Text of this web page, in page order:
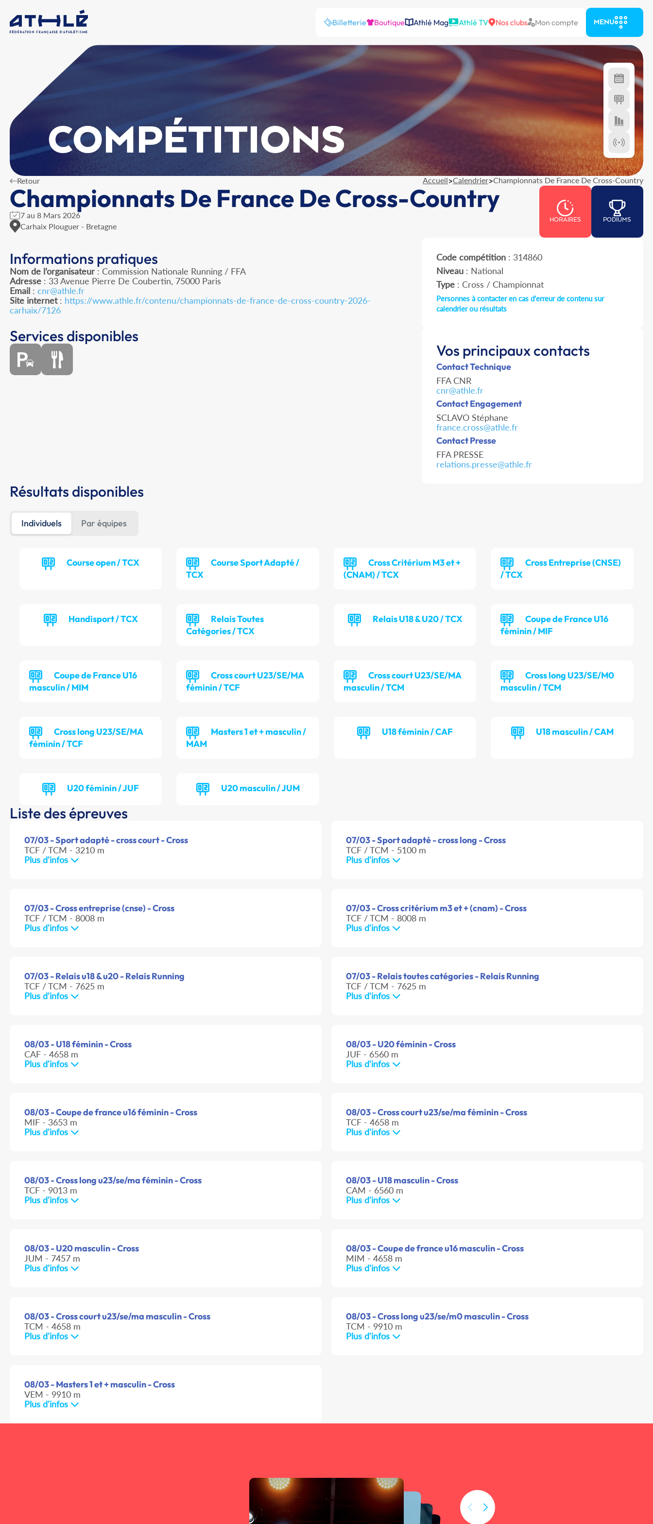
Billetterie Boutique Athlé Mag Athlé TV Nos clubs Mon compte MENU
COMPÉTITIONS
Retour Accueil>Calendrier>Championnats De France De Cross-Country
Championnats De France De Cross-Country
7 au 8 Mars 2026
Carhaix Plouguer - Bretagne
HORAIRES PODIUMS
Informations pratiques
Nom de l’organisateur : Commission Nationale Running / FFA
Adresse : 33 Avenue Pierre De Coubertin, 75000 Paris
Email : cnr@athle.fr
Site internet: https://www.athle.fr/contenu/championnats-de-france-de-cross-country-2026-
carhaix/7126
Code compétition: 314860
Niveau: National
Type: Cross / Championnat
Personnes à contacter en cas d'erreur de contenu sur
calendrier ou résultats
Services disponibles
Vos principaux contacts
Contact Technique
FFA CNR
cnr@athle.fr
Contact Engagement
SCLAVO Stéphane
france.cross@athle.fr
Contact Presse
FFA PRESSE
relations.presse@athle.fr
Résultats disponibles
Individuels Par équipes
Course open / TCX
Course Sport Adapté /
TCX
Cross Critérium M3 et +
(CNAM) / TCX
Cross Entreprise (CNSE)
/ TCX
Handisport / TCX
Relais Toutes
Catégories / TCX
Relais U18 & U20 / TCX
Coupe de France U16
féminin / MIF
Coupe de France U16
masculin / MIM
Cross court U23/SE/MA
féminin / TCF
Cross court U23/SE/MA
masculin / TCM
Cross long U23/SE/M0
masculin / TCM
Cross long U23/SE/MA
féminin / TCF
Masters 1 et + masculin /
MAM
U18 féminin / CAF U18 masculin / CAM
U20 féminin / JUF U20 masculin / JUM
Liste des épreuves
07/03 - Sport adapté - cross court - Cross
TCF / TCM - 3210 m
Plus d'infos
07/03 - Sport adapté - cross long - Cross
TCF / TCM - 5100 m
Plus d'infos
07/03 - Cross entreprise (cnse) - Cross
TCF / TCM - 8008 m
Plus d'infos
07/03 - Cross critérium m3 et + (cnam) - Cross
TCF / TCM - 8008 m
Plus d'infos
07/03 - Relais u18 & u20 - Relais Running
TCF / TCM - 7625 m
Plus d'infos
07/03 - Relais toutes catégories - Relais Running
TCF / TCM - 7625 m
Plus d'infos
08/03 - U18 féminin - Cross
CAF - 4658 m
Plus d'infos
08/03 - U20 féminin - Cross
JUF - 6560 m
Plus d'infos
08/03 - Coupe de france u16 féminin - Cross
MIF - 3653 m
Plus d'infos
08/03 - Cross court u23/se/ma féminin - Cross
TCF - 4658 m
Plus d'infos
08/03 - Cross long u23/se/ma féminin - Cross
TCF - 9013 m
Plus d'infos
08/03 - U18 masculin - Cross
CAM - 6560 m
Plus d'infos
08/03 - U20 masculin - Cross
JUM - 7457 m
Plus d'infos
08/03 - Coupe de france u16 masculin - Cross
MIM - 4658 m
Plus d'infos
08/03 - Cross court u23/se/ma masculin - Cross
TCM - 4658 m
Plus d'infos
08/03 - Cross long u23/se/m0 masculin - Cross
TCM - 9910 m
Plus d'infos
08/03 - Masters 1 et + masculin - Cross
VEM - 9910 m
Plus d'infos